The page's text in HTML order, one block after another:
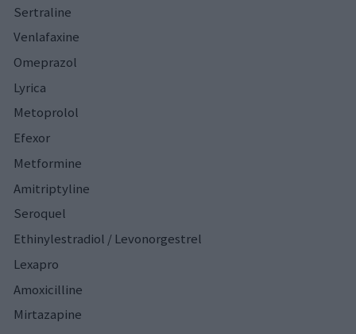
Sertraline
Venlafaxine
Omeprazol
Lyrica
Metoprolol
Efexor
Metformine
Amitriptyline
Seroquel
Ethinylestradiol / Levonorgestrel
Lexapro
Amoxicilline
Mirtazapine